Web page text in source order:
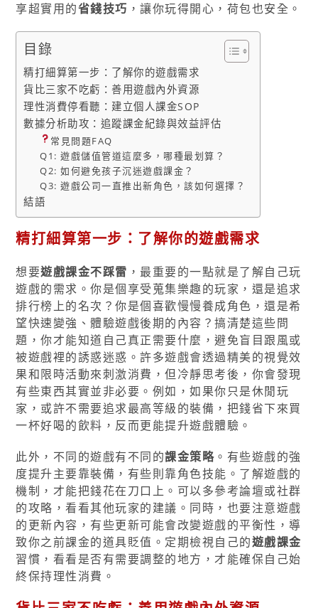
享超實用的省錢技巧 ，讓你玩得開心，荷包也安全。
目錄
精打細算第一步：了解你的遊戲需求
貨比三家不吃虧：善用遊戲內外資源
理性消費停看聽：建立個人課金SOP
數據分析助攻：追蹤課金紀錄與效益評估
常見問題FAQ
Q1: 遊戲儲值管道這麼多，哪種最划算？
Q2: 如何避免孩子沉迷遊戲課金？
Q3: 遊戲公司一直推出新角色，該如何選擇？
結語
精打細算第一步：了解你的遊戲需求
想要遊戲課金不踩雷 ，最重要的一點就是了解自己玩
遊戲的需求。你是個享受蒐集樂趣的玩家，還是追求
排行榜上的名次？你是個喜歡慢慢養成角色，還是希
望快速變強、體驗遊戲後期的內容？搞清楚這些問
題，你才能知道自己真正需要什麼，避免盲目跟風或
被遊戲裡的誘惑迷惑。許多遊戲會透過精美的視覺效
果和限時活動來刺激消費，但冷靜思考後，你會發現
有些東西其實並非必要。例如，如果你只是休閒玩
家，或許不需要追求最高等級的裝備，把錢省下來買
一杯好喝的飲料，反而更能提升遊戲體驗。
此外，不同的遊戲有不同的課金策略 。有些遊戲的強
度提升主要靠裝備，有些則靠角色技能。了解遊戲的
機制，才能把錢花在刀口上。可以多參考論壇或社群
的攻略，看看其他玩家的建議。同時，也要注意遊戲
的更新內容，有些更新可能會改變遊戲的平衡性，導
致你之前課金的道具貶值。定期檢視自己的遊戲課金
習慣，看看是否有需要調整的地方，才能確保自己始
終保持理性消費。